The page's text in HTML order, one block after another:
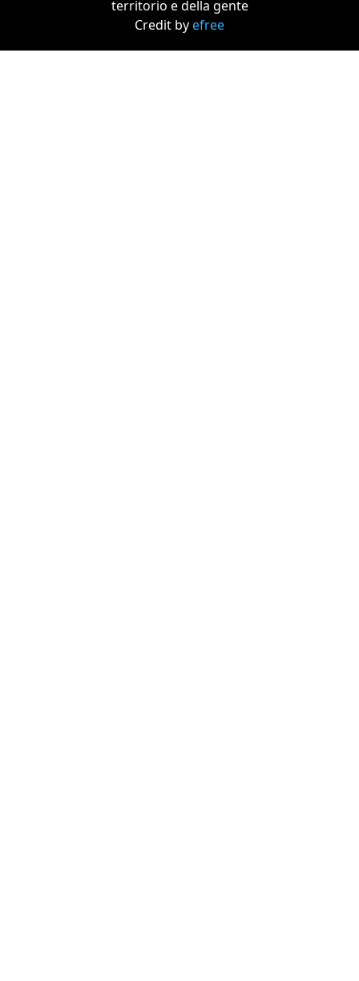
territorio e della gente
Credit byefree